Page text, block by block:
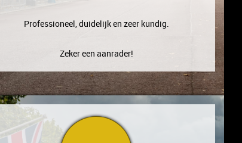
Professioneel, duidelijk en zeer kundig.
Zeker een aanrader!